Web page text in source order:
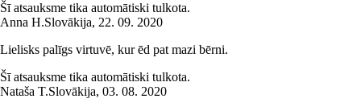
Šī atsauksme tika automātiski tulkota.
Anna H.Slovākija, 22. 09. 2020
Lielisks palīgs virtuvē, kur ēd pat mazi bērni.
Šī atsauksme tika automātiski tulkota.
Nataša T.Slovākija, 03. 08. 2020